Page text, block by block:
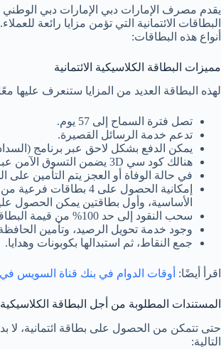
البطاقات الائتمانية التي تؤمن مزايا رائعة
أنواع هذه البطاقات:
مميزات البطاقة الكلاسيكية الائتمانية
لهذه البطاقة العديد من المزايا ستنعرف عليها
تصل فترة السماح إلى 57 يوم.
تدعم خدمة الرسائل القصيرة.
يمكن الدفع بشكل لاحق عبر برنامج
هنالك كود سي 3D يضمن التسوق الآمن عبر الإنترنت.
في حالة الوفاة أو العجز يتم التأمين على
إمكانية الحصول على 4 بطاقات
الأساسية، وأول بطاقتين يمكن الحصول
سحب النقود إلى حد 100% من قيمة البطاقة.
وجود خدمة تحويل الرصيد، وتأمين
جمع النقاط، ثم استبدالها بكوبونات وهدايا.
اقرأ أيضًا: أوقات الدوام في بنك قناة السويس
المستندات المطلوبة من أجل البطاقة الكلاسيكية
حتى تتمكن من الحصول على بطاقة ائتمانية، لا
التالية: